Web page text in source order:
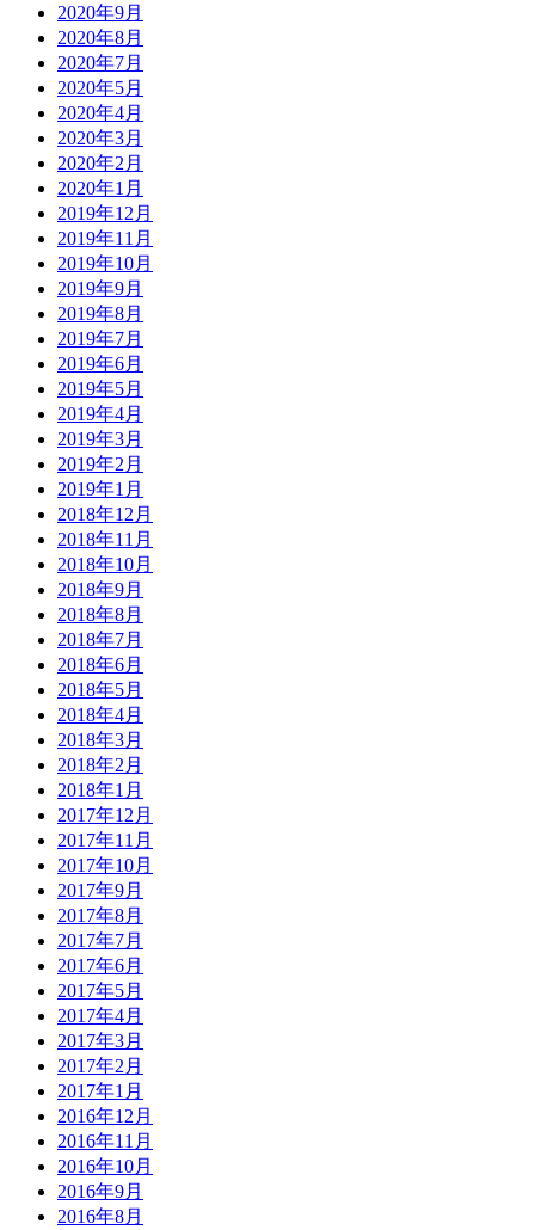
2020年9月
2020年8月
2020年7月
2020年5月
2020年4月
2020年3月
2020年2月
2020年1月
2019年12月
2019年11月
2019年10月
2019年9月
2019年8月
2019年7月
2019年6月
2019年5月
2019年4月
2019年3月
2019年2月
2019年1月
2018年12月
2018年11月
2018年10月
2018年9月
2018年8月
2018年7月
2018年6月
2018年5月
2018年4月
2018年3月
2018年2月
2018年1月
2017年12月
2017年11月
2017年10月
2017年9月
2017年8月
2017年7月
2017年6月
2017年5月
2017年4月
2017年3月
2017年2月
2017年1月
2016年12月
2016年11月
2016年10月
2016年9月
2016年8月